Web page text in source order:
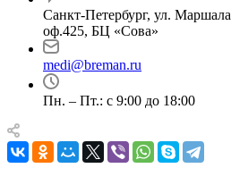
Санкт-Петербург, ул.
оф.425, БЦ «Сова»
medi@breman.ru
Пн. – Пт.: с 9:00 до 18:00